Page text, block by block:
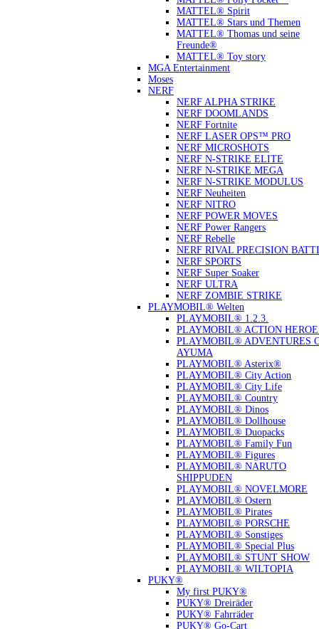
MATTEL® Spirit
MATTEL® Stars und Themen
MATTEL® Thomas und seine
Freunde®
MATTEL® Toy story
MGA Entertainment
Moses
NERF
NERF ALPHA STRIKE
NERF DOOMLANDS
NERF Fortnite
NERF LASER OPS™ PRO
NERF MICROSHOTS
NERF N-STRIKE ELITE
NERF N-STRIKE MEGA
NERF N-STRIKE MODULUS
NERF Neuheiten
NERF NITRO
NERF POWER MOVES
NERF Power Rangers
NERF Rebelle
NERF RIVAL PRECISION
NERF SPORTS
NERF Super Soaker
NERF ULTRA
NERF ZOMBIE STRIKE
PLAYMOBIL® Welten
PLAYMOBIL® 1.2.3.
PLAYMOBIL® ACTION
PLAYMOBIL® ADVENTURES
AYUMA
PLAYMOBIL® Asterix®
PLAYMOBIL® City Action
PLAYMOBIL® City Life
PLAYMOBIL® Country
PLAYMOBIL® Dinos
PLAYMOBIL® Dollhouse
PLAYMOBIL® Duopacks
PLAYMOBIL® Family Fun
PLAYMOBIL® Figures
PLAYMOBIL® NARUTO
SHIPPUDEN
PLAYMOBIL® NOVELMORE
PLAYMOBIL® Ostern
PLAYMOBIL® Pirates
PLAYMOBIL® PORSCHE
PLAYMOBIL® Sonstiges
PLAYMOBIL® Special Plus
PLAYMOBIL® STUNT SHOW
PLAYMOBIL® WILTOPIA
PUKY®
My first PUKY®
PUKY® Dreiräder
PUKY® Fahrräder
PUKY® Go-Cart